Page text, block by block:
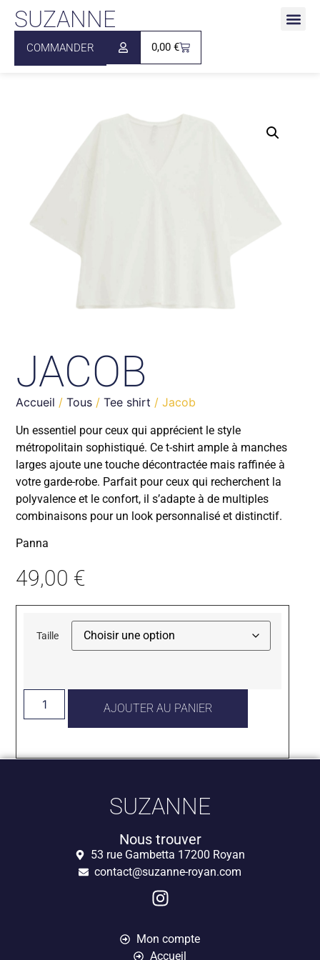
SUZANNE
COMMANDER 0,00 €
JACOB
Accueil /Tous /Tee shirt / Jacob
Un essentiel pour ceux qui apprécient le style
métropolitain sophistiqué. Ce t-shirt ample à manches
larges ajoute une touche décontractée mais raffinée à
votre garde-robe. Parfait pour ceux qui recherchent la
polyvalence et le confort, il s’adapte à de multiples
combinaisons pour un look personnalisé et distinctif.
Panna
49,00 €
Taille
AJOUTER AU PANIER
SUZANNE
Nous trouver
53 rue Gambetta 17200 Royan
contact@suzanne-royan.com
Mon compte
Accueil